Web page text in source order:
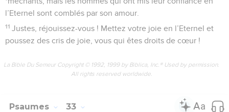
l’Eternel sont comblés par son amour.
11 Justes, réjouissez-vous ! Mettez votre joie en l’Eternel et
poussez des cris de joie, vous qui êtes droits de cœur !
La Bible Du Semeur Copyright © 1992, 1999 by Biblica, Inc.® Used by permission.
All rights reserved worldwide.
Psaumes 33